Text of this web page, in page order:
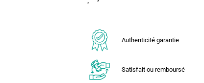
Authenticité garantie
Satisfait ou remboursé